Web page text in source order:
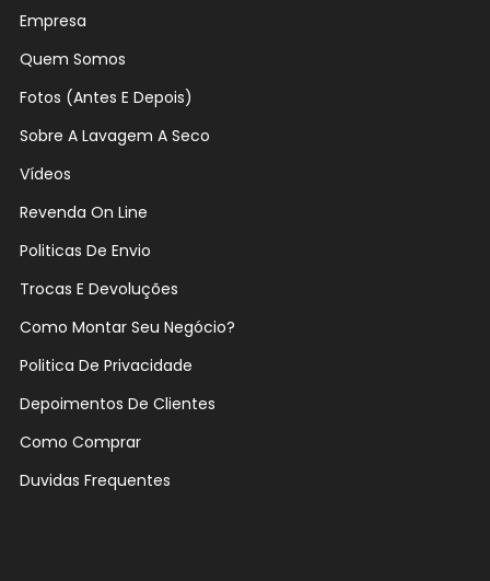
Empresa
Quem Somos
Fotos (Antes E Depois)
Sobre A Lavagem A Seco
Vídeos
Revenda On Line
Politicas De Envio
Trocas E Devoluções
Como Montar Seu Negócio?
Politica De Privacidade
Depoimentos De Clientes
Como Comprar
Duvidas Frequentes